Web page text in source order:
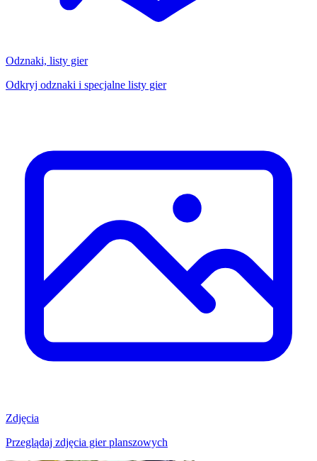
Odznaki, listy gier
Odkryj odznaki i specjalne listy gier
Zdjęcia
Przeglądaj zdjęcia gier planszowych